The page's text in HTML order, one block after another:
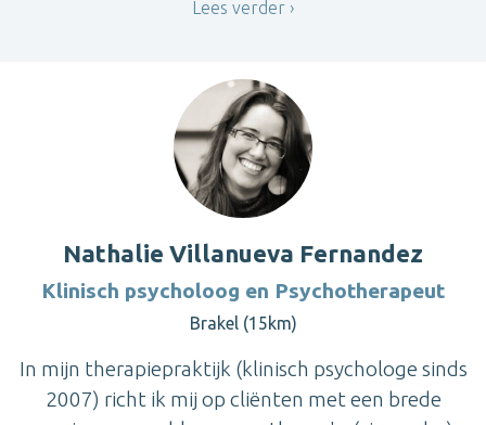
Lees verder
Nathalie Villanueva Fernandez
Klinisch psycholoog en Psychotherapeut
Brakel (15km)
In mijn therapiepraktijk (klinisch psychologe sinds
2007) richt ik mij op cliënten met een brede